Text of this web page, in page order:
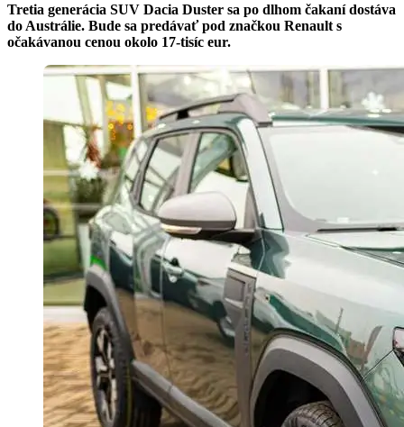
Tretia generácia SUV Dacia Duster sa po dlhom čakaní dostáva
do Austrálie. Bude sa predávať pod značkou Renault s
očakávanou cenou okolo 17-tisíc eur.